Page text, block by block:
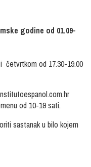
godine od 01.09-
četvrtkom od 17.30-19.00
od 10-19 sati.
sastanak u bilo kojem